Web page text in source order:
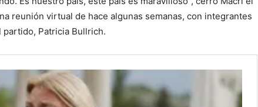
reunión virtual de hace algunas semanas, con integrantes
partido, Patricia Bullrich.